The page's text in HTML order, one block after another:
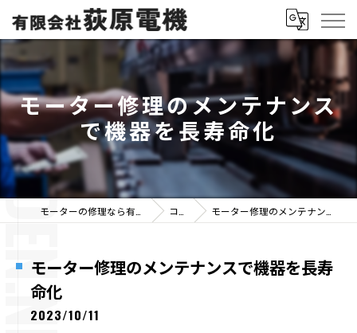
モーター修理のメンテナンス
で機器を長寿命化
コラム モーター修理のメンテナンスで機器を長寿命化
モーター修理のメンテナンスで機器を長寿
命化
2023/10/11